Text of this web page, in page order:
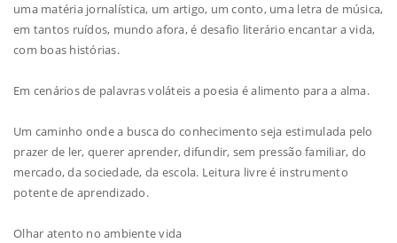
uma matéria jornalística, um artigo, um conto, uma letra de música,
em tantos ruídos, mundo afora, é desafio literário encantar a vida,
com boas histórias.
Em cenários de palavras voláteis a poesia é alimento para a alma.
Um caminho onde a busca do conhecimento seja estimulada pelo
prazer de ler, querer aprender, difundir, sem pressão familiar, do
mercado, da sociedade, da escola. Leitura livre é instrumento
potente de aprendizado.
Olhar atento no ambiente vida